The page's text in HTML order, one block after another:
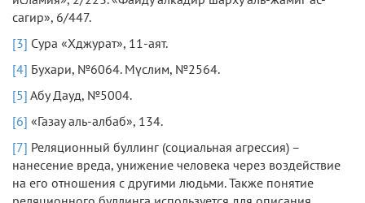
сагир», 6/447.
[3] Сура «Хджурат», 11-аят.
[4] Бухари, №6064. Мүслим, №2564.
[5] Абу Дауд, №5004.
[6] «Газау аль-албаб», 134.
[7] Реляционный буллинг (социальная агрессия) –
нанесение вреда, унижение человека через воздействие
на его отношения с другими людьми. Также понятие